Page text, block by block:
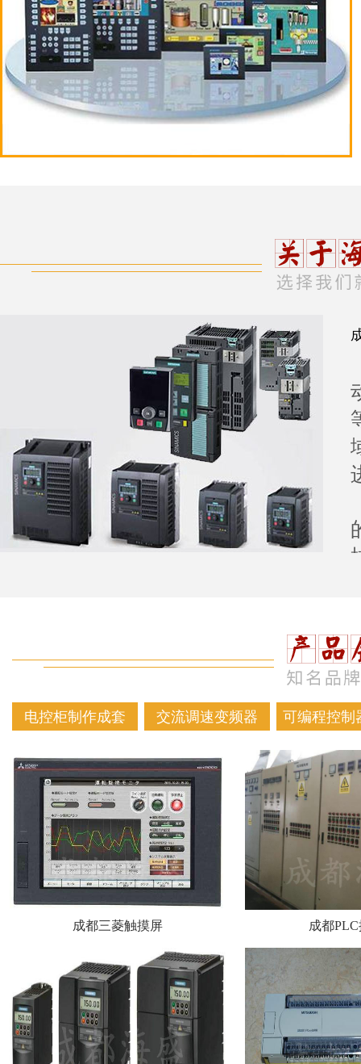
电控柜制作成套 交流调速变频器 可编程控制
成都三菱触摸屏 成都